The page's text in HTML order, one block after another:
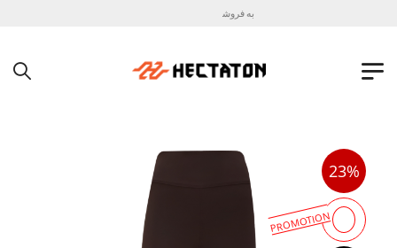
به فروشگاه اینترنتی هکتاتون خوش آمدید !
23%
PROMOTION